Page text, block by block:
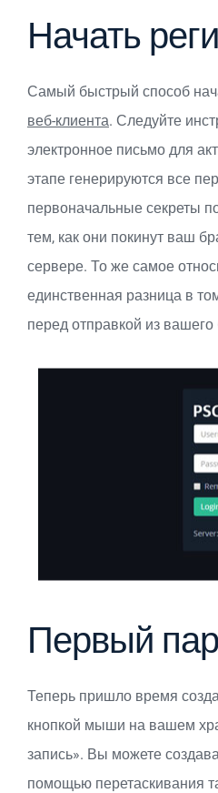
Начать
Самый быстрый способ
веб-клиента. Следуйте
электронное письмо для
этапе генерируются все
первоначальные секреты
тем, как они покинут ваш
сервере. То же самое
единственная разница в
перед отправкой из вашего
Первый
Теперь пришло время
кнопкой мыши на вашем
запись». Вы можете
помощью перетаскивания